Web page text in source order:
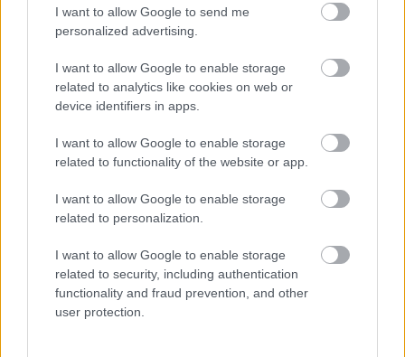
I want to allow Google to send me
personalized advertising.
I want to allow Google to enable storage
related to analytics like cookies on web or
device identifiers in apps.
I want to allow Google to enable storage
related to functionality of the website or app.
I want to allow Google to enable storage
related to personalization.
I want to allow Google to enable storage
related to security, including authentication
functionality and fraud prevention, and other
user protection.
Διαβάστε επίσης